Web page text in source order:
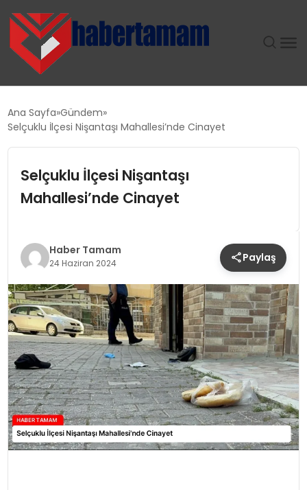
SPOR
EKONOMI
MAGAZIN
SIYASET
EĞITIM
YAŞAM
Ana Sayfa Gündem
Selçuklu İlçesi Nişantaşı Mahallesi’nde Cinayet
Selçuklu İlçesi Nişantaşı
Mahallesi’nde Cinayet
Haber Tamam
24 Haziran 2024 Paylaş